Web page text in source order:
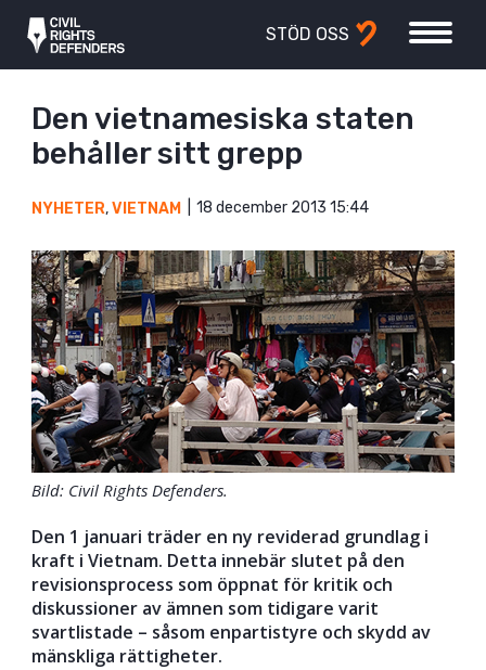
STÖD OSS
Den vietnamesiska staten
behåller sitt grepp
NYHETER,VIETNAM 18 december 2013 15:44
Bild: Civil Rights Defenders.
Den 1 januari träder en ny reviderad grundlag i
kraft i Vietnam. Detta innebär slutet på den
revisionsprocess som öppnat för kritik och
diskussioner av ämnen som tidigare varit
svartlistade – såsom enpartistyre och skydd av
mänskliga rättigheter.